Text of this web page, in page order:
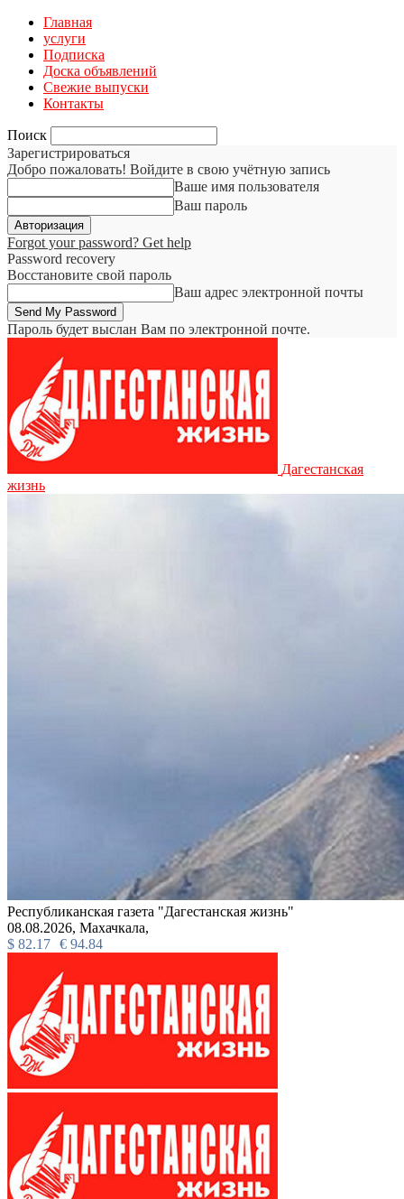
Главная
услуги
Подписка
Доска объявлений
Свежие выпуски
Контакты
Поиск
Зарегистрироваться
Добро пожаловать! Войдите в свою учётную запись
Ваше имя пользователя
Ваш пароль
Forgot your password? Get help
Password recovery
Восстановите свой пароль
Ваш адрес электронной почты
Пароль будет выслан Вам по электронной почте.
Дагестанская
жизнь
Республиканская газета "Дагестанская жизнь"
08.08.2026, Махачкала,
$ 82.17 € 94.84